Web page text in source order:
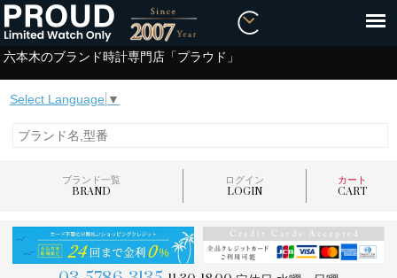
六本木のブランド時計専門店「プラウド」
Select Language ▼
ブランド一覧
BRAND
ログイン
LOGIN
カート
CART